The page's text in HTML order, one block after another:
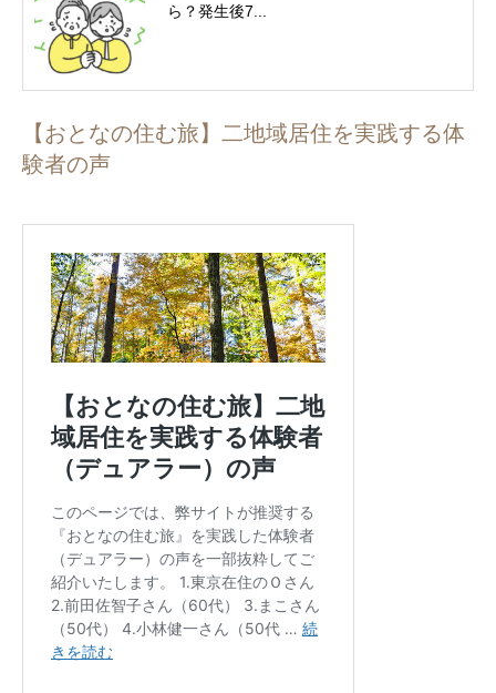
ら？発生後7...
【おとなの住む旅】二地域居住を実践する体
験者の声